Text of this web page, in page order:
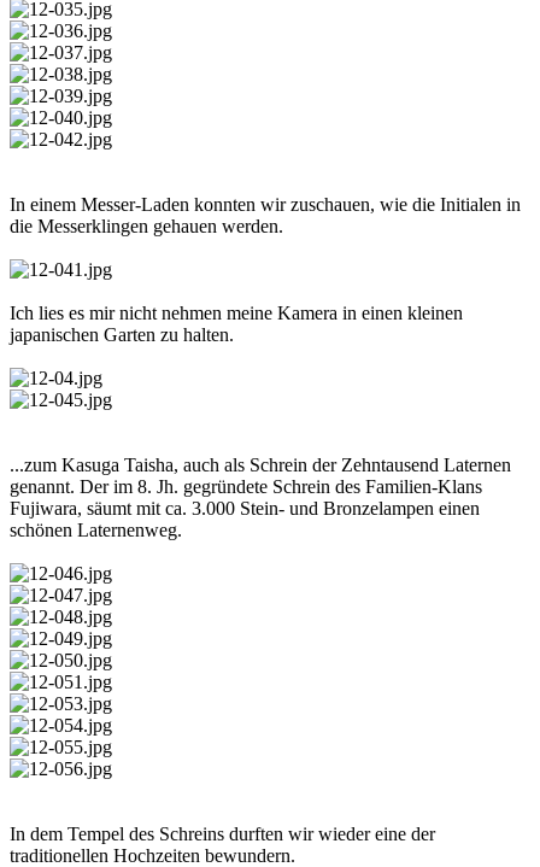
In einem Messer-Laden konnten wir zuschauen, wie die Initialen in
die Messerklingen gehauen werden.
Ich lies es mir nicht nehmen meine Kamera in einen kleinen
japanischen Garten zu halten.
...zum Kasuga Taisha, auch als Schrein der Zehntausend Laternen
genannt. Der im 8. Jh. gegründete Schrein des Familien-Klans
Fujiwara, säumt mit ca. 3.000 Stein- und Bronzelampen einen
schönen Laternenweg.
In dem Tempel des Schreins durften wir wieder eine der
traditionellen Hochzeiten bewundern.